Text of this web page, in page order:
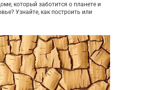
который заботится о планете и
Узнайте, как построить или